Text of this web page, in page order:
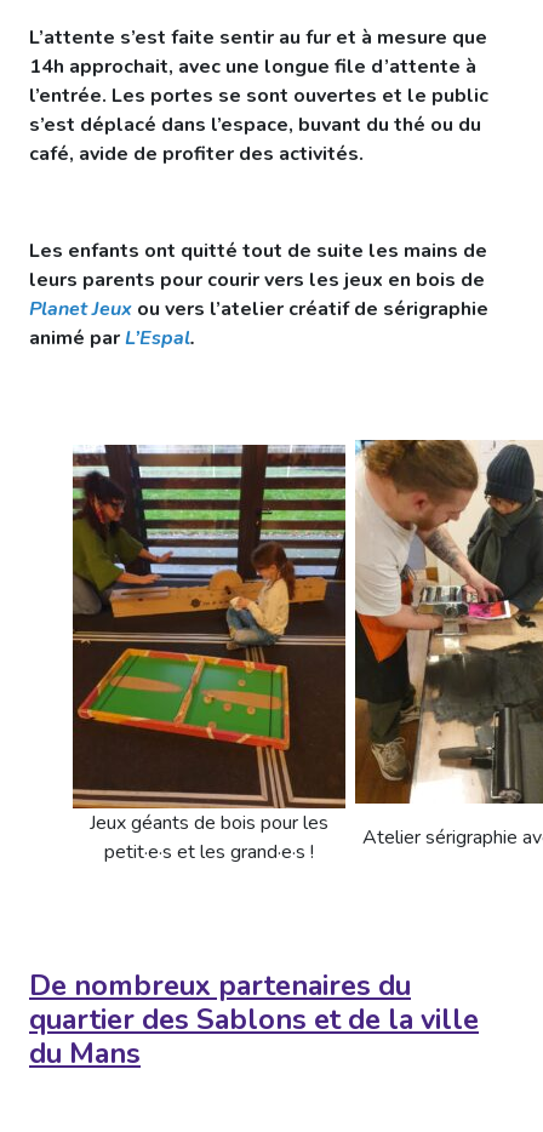
L’attente s’est faite sentir au fur et à mesure que
14h approchait, avec une longue file d’attente à
l’entrée. Les portes se sont ouvertes et le public
s’est déplacé dans l’espace, buvant du thé ou du
café, avide de profiter des activités.
Les enfants ont quitté tout de suite les mains de
leurs parents pour courir vers les jeux en bois de
Planet Jeux ou vers l’atelier créatif de sérigraphie
animé parL’Espal.
Jeux géants de bois pour les
petit·e·s et les grand·e·s !
Atelier sérigraphie
De nombreux partenaires du
quartier des Sablons et de la ville
du Mans